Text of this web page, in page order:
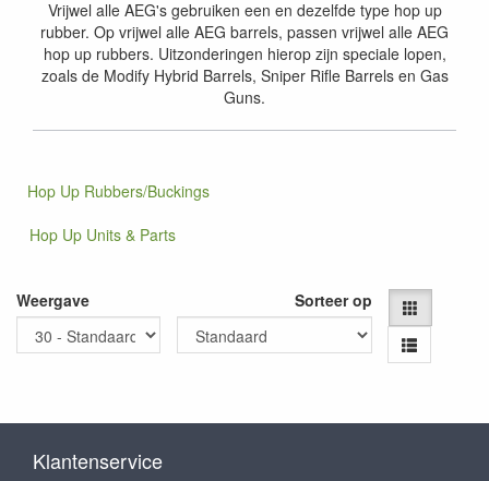
Vrijwel alle AEG's gebruiken een en dezelfde type hop up
rubber. Op vrijwel alle AEG barrels, passen vrijwel alle AEG
hop up rubbers. Uitzonderingen hierop zijn speciale lopen,
zoals de Modify Hybrid Barrels, Sniper Rifle Barrels en Gas
Guns.
Hop Up Rubbers/Buckings
Hop Up Units & Parts
Weergave Sorteer op
Klantenservice